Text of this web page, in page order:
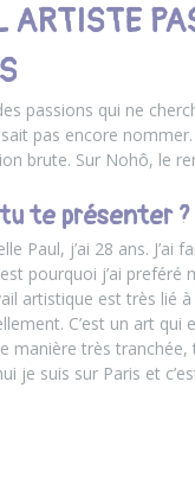
ARTISTE
passions qui ne
sait pas encore
brute. Sur Nohô, le
te présenter ?
Paul, j’ai 28 ans.
pourquoi j’ai
artistique est très lié
C’est un art qui
manière très tranchée,
je suis sur Paris et